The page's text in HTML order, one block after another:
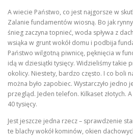
A wiecie Państwo, co jest najgorsze w
Zalanie fundamentów wiosną. Bo jak
śnieg zaczyna topnieć, woda spływa z
wsiąka w grunt wokół domu i podbija
Państwo wilgotną piwnicę, pęknięcia w
idą w dziesiątki tysięcy. Widzieliśmy takie
okolicy. Niestety, bardzo często. I co boli
można było zapobiec. Wystarczyło jedno
przegląd. Jeden telefon. Kilkaset złotych.
40 tysięcy.
Jest jeszcze jedna rzecz – sprawdzenie
te blachy wokół kominów, okien